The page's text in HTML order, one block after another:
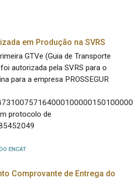
em Produção na SVRS
GTVe (Guia de Transporte
autorizada pela SVRS para o
para a empresa PROSSEGUR
protocolo de
ENCAT
Comprovante de Entrega do